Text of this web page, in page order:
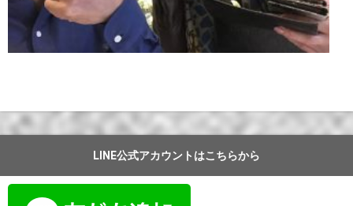
LINE公式アカウントはこちらから